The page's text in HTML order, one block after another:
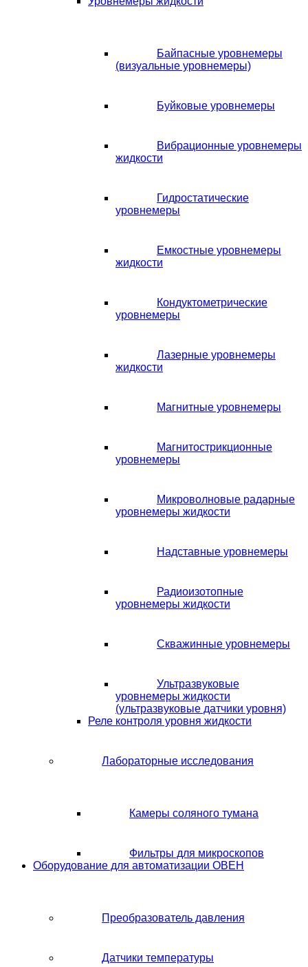
Байпасные уровнемеры
(визуальные уровнемеры)
Буйковые уровнемеры
Вибрационные уровнемеры
жидкости
Гидростатические
уровнемеры
Емкостные уровнемеры
жидкости
Кондуктометрические
уровнемеры
Лазерные уровнемеры
жидкости
Магнитные уровнемеры
Магнитострикционные
уровнемеры
Микроволновые радарные
уровнемеры жидкости
Надставные уровнемеры
Радиоизотопные
уровнемеры жидкости
Скважинные уровнемеры
Ультразвуковые
уровнемеры жидкости
(ультразвуковые датчики уровня)
Реле контроля уровня жидкости
Лабораторные исследования
Камеры соляного тумана
Фильтры для микроскопов
Оборудование для автоматизации ОВЕН
Преобразователь давления
Датчики температуры